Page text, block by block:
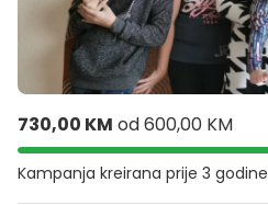
730,00 KM od600,00 KM
Kampanja kreirana prije 3 godine